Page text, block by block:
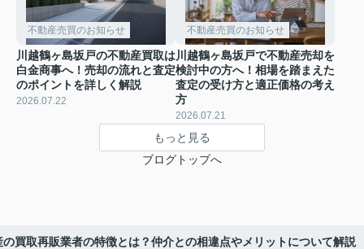
不動産売買のお知らせ
川越鶴ヶ島坂戸の不動産買取は
白金商事へ！売却の流れと査定
のポイントを詳しく解説
2026.07.22
不動産売買のお知らせ
川越鶴ヶ島坂戸で不動産売却を
検討中の方へ！相場を踏まえた
査定の受け方と適正価格の考え
方
2026.07.21
もっと見る
ブログトップへ
の買取再販業者の特徴とは？仲介との相違点やメリットについて解説